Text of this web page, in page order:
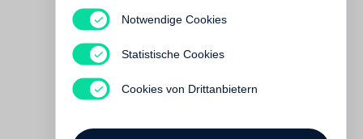
Arctic Circles
Notwendige Cookies
Statistische Cookies
Cookies von Drittanbietern